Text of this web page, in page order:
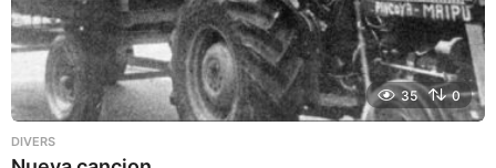
35 0
DIVERS